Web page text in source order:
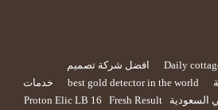
Daily
افضل شركة تصميم
best gold detector in the world
خدمات
السعودية Proton Elic LB 16
Fresh Result